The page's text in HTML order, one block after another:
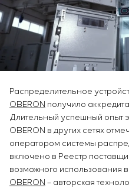
заказчика
Сервисное
Управление проектами
Аутсорсинг
Консалтинговые услуги
щитового оборудования
Разработка
управления
Разработка
Разработка систем
Энергоаудит
Инфраструктура
Химическая
Цементная
Вакансии
Стажировка
Ветеранам
КОНТАКТЫ
Распределительное
OBERON получило
Длительный успешный опыт
OBERON в других сетях
оператором системы
включено в Реестр
возможного использования
OBERON – авторская